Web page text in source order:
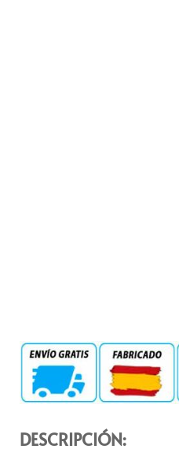
DESCRIPCIÓN: